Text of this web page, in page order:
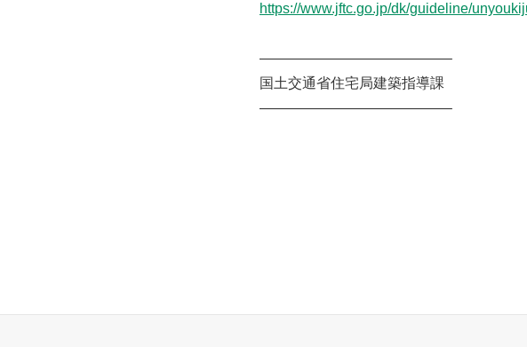
https://www.jftc.go.jp/dk/guideline/
—————————————–
国土交通省住宅局建築指導課
—————————————–